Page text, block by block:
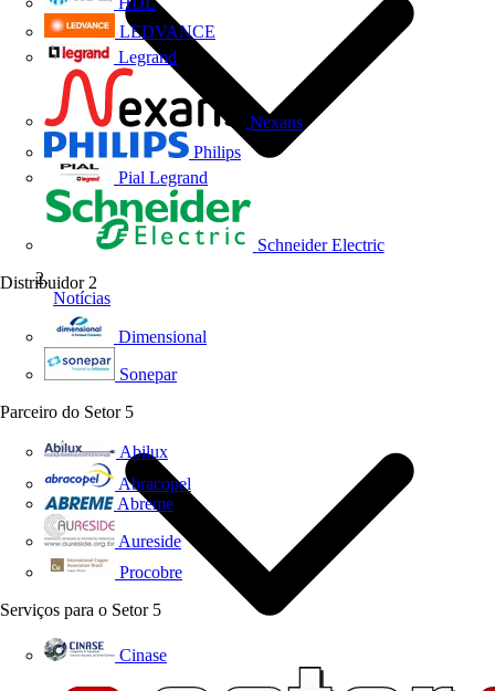
LEDVANCE
Legrand
Nexans
Philips
Pial Legrand
Schneider Electric
Distribuidor 2
Dimensional
Sonepar
Parceiro do Setor 5
Abilux
Abracopel
Abreme
Aureside
Procobre
Serviços para o Setor 5
Cinase
Notícias